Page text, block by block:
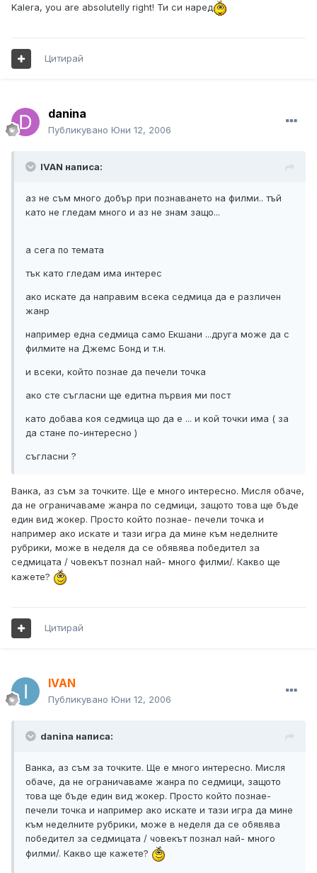
Kalera, you are absolutelly right! Ти си наред
Цитирай
danina
Публикувано Юни 12, 2006
IVAN написа:
аз не съм много добър при познаването на филми.. тъй
като не гледам много и аз не знам защо...
а сега по темата
тък като гледам има интерес
ако искате да направим всека седмица да е различен
жанр
например една седмица само Екшани ...друга може да с
филмите на Джемс Бонд и т.н.
и всеки, който познае да печели точка
ако сте съгласни ще едитна първия ми пост
като добава коя седмица що да е ... и кой точки има ( за
да стане по-интересно )
съгласни ?
Ванка, аз съм за точките. Ще е много интересно. Мисля обаче,
да не ограничаваме жанра по седмици, защото това ще бъде
един вид жокер. Просто който познае- печели точка и
например ако искате и тази игра да мине към неделните
рубрики, може в неделя да се обявява победител за
седмицата / човекът познал най- много филми/. Какво ще
кажете?
Цитирай
IVAN
Публикувано Юни 12, 2006
danina написа:
Ванка, аз съм за точките. Ще е много интересно. Мисля
обаче, да не ограничаваме жанра по седмици, защото
това ще бъде един вид жокер. Просто който познае-
печели точка и например ако искате и тази игра да мине
към неделните рубрики, може в неделя да се обявява
победител за седмицата / човекът познал най- много
филми/. Какво ще кажете?